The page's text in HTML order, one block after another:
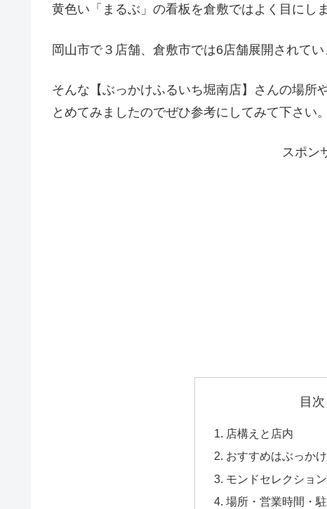
黄色い「まるぶ」の看板を倉敷ではよく目にし
岡山市で３店舗、倉敷市では6店舗展開されてい
そんな【ぶっかけふるいち堀南店】さんの場所
とめてみましたのでぜひ参考にしてみて下さい。
スポン
目次
店構えと店内
おすすめはぶっか
モンドセレクショ
場所・営業時間・